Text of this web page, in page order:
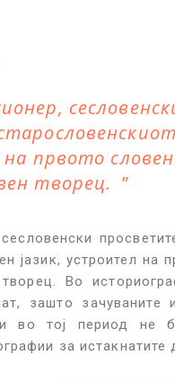
првото
творец.
јазик, устроител на
Во
зашто
во тој период не
за истакнатите